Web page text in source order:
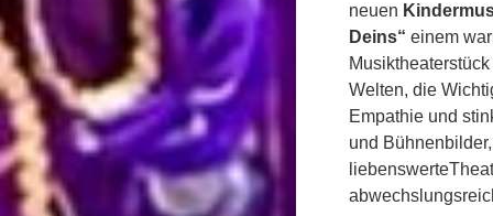
neuen
Deins“ einem
Welten, die
Empathie und
und